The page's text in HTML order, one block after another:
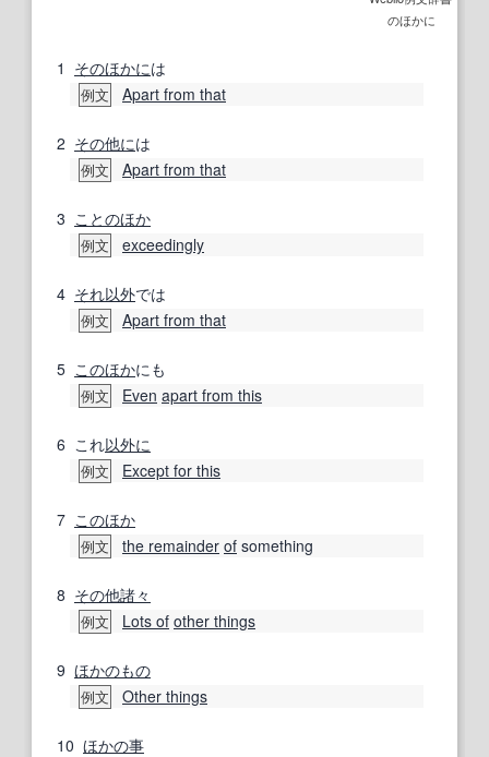
のほかに
1 そのほかには
例文 Apart from that
2 その他には
例文 Apart from that
3 ことのほか
例文 exceedingly
4 それ以外では
例文 Apart from that
5 このほかにも
例文 Even apart from this
6 これ以外に
例文 Except for this
7 このほか
例文 the remainder of something
8 その他諸々
例文 Lots of other things
9 ほかのもの
例文 Other things
10 ほかの事